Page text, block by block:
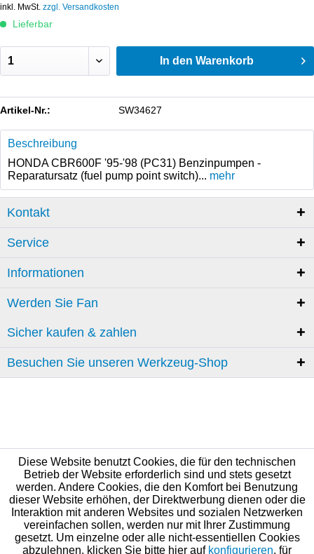
inkl. MwSt. zzgl. Versandkosten
Lieferbar
In den Warenkorb
Artikel-Nr.: SW34627
Beschreibung
HONDA CBR600F '95-'98 (PC31) Benzinpumpen -
Reparatursatz (fuel pump point switch)... mehr
Kontakt
Service
Informationen
Werden Sie Fan
Sicher kaufen & zahlen
Besuchen Sie unseren Werkzeug-Shop
Diese Website benutzt Cookies, die für den technischen
Betrieb der Website erforderlich sind und stets gesetzt
werden. Andere Cookies, die den Komfort bei Benutzung
dieser Website erhöhen, der Direktwerbung dienen oder die
Interaktion mit anderen Websites und sozialen Netzwerken
vereinfachen sollen, werden nur mit Ihrer Zustimmung
gesetzt. Um einzelne oder alle nicht-essentiellen Cookies
abzulehnen, klicken Sie bitte hier auf konfigurieren, für